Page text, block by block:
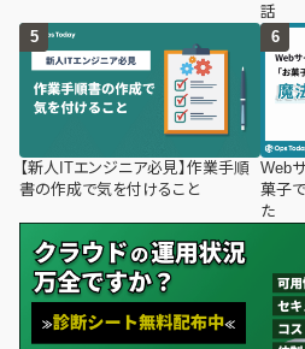
話
【新人ITエンジニア必見】作業手順
書の作成で気を付けること
Web
菓子
た